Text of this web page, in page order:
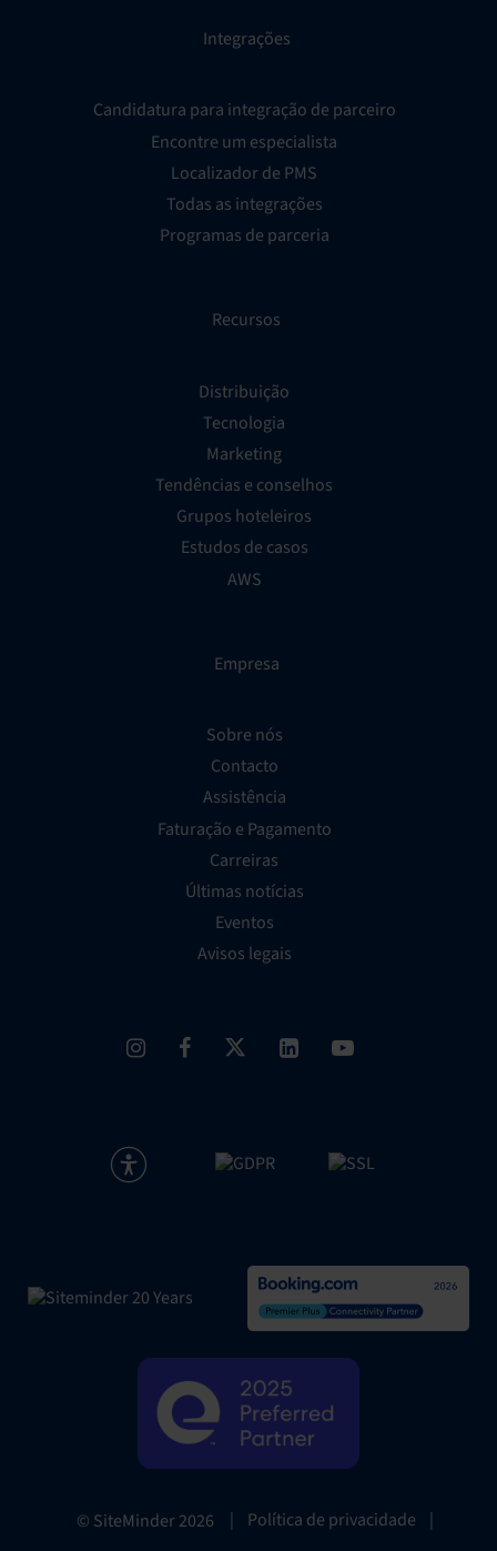
Integrações
Candidatura para integração de parceiro
Encontre um especialista
Localizador de PMS
Todas as integrações
Programas de parceria
Recursos
Distribuição
Tecnologia
Marketing
Tendências e conselhos
Grupos hoteleiros
Estudos de casos
AWS
Empresa
Sobre nós
Contacto
Assistência
Faturação e Pagamento
Carreiras
Últimas notícias
Eventos
Avisos legais
© SiteMinder2026 | Política de privacidade |